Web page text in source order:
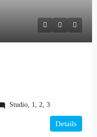
Studio, 1, 2, 3
Details